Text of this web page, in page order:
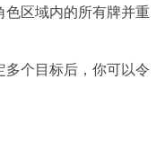
色区域内的所有牌并重
多个目标后，你可以令